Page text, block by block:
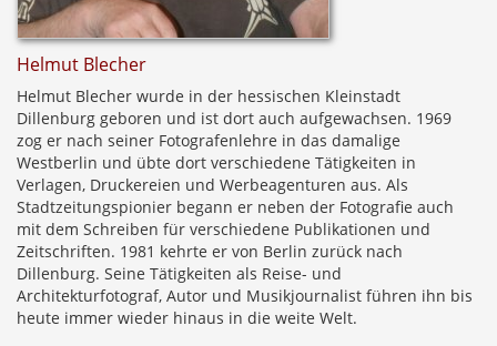
Helmut Blecher
Helmut Blecher wurde in der hessischen Kleinstadt
Dillenburg geboren und ist dort auch aufgewachsen. 1969
zog er nach seiner Fotografenlehre in das damalige
Westberlin und übte dort verschiedene Tätigkeiten in
Verlagen, Druckereien und Werbeagenturen aus. Als
Stadtzeitungspionier begann er neben der Fotografie auch
mit dem Schreiben für verschiedene Publikationen und
Zeitschriften. 1981 kehrte er von Berlin zurück nach
Dillenburg. Seine Tätigkeiten als Reise- und
Architekturfotograf, Autor und Musikjournalist führen ihn bis
heute immer wieder hinaus in die weite Welt.